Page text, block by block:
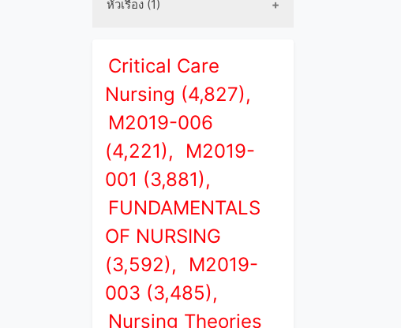
หัวเรื่อง (1)
Critical Care
Nursing (4,827),
M2019-006
(4,221),
M2019-
001 (3,881),
FUNDAMENTALS
OF NURSING
(3,592),
M2019-
003 (3,485),
Nursing Theories